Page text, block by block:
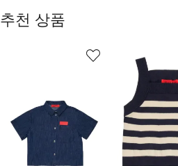
추천 상품